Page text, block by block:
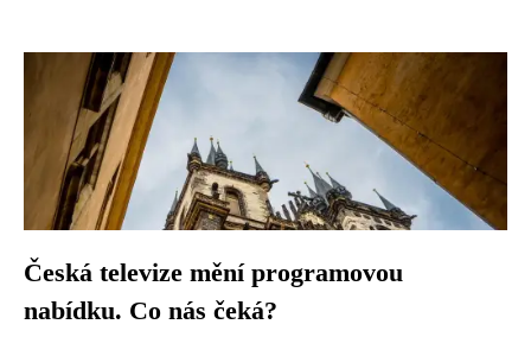
Česká televize mění programovou
nabídku. Co nás čeká?